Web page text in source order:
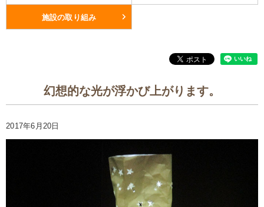
施設の取り組み
幻想的な光が浮かび上がります。
2017年6月20日